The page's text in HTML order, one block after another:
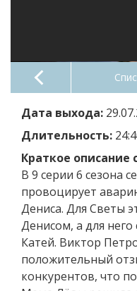
Дата выхода:
Длительность:
Краткое описание
В 9 серии 6 сезона
провоцирует
Дениса. Для Светы
Денисом, а для
Катей. Виктор
положительный
конкурентов, что